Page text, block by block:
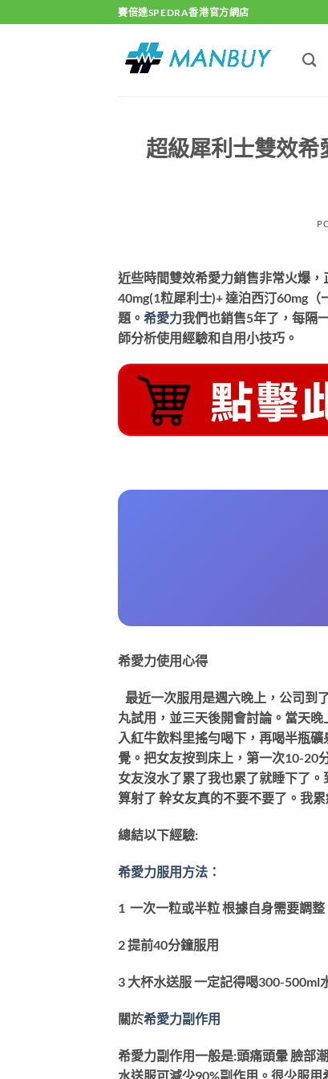
to
賽倍達SPEDRA香港官方網店
超級犀利士雙效
近些時間雙效希愛力銷售非常火爆
40mg(1粒犀利士)+ 達泊西汀60mg
題。 希愛力我們也銷售5年了，每隔
師分析使用經驗和自用小技巧。
希愛力使用心得
最近一次服用是週六晚上，公司到
丸試用，並三天後開會討論。當天
入紅牛飲料里搖勻喝下，再喝半瓶
覺。把女友按到床上，第一次10-20
女友沒水了累了我也累了就睡下了
算射了 幹女友真的不要不要了。我
總結以下經驗:
希愛力服用方法 ：
1 一次一粒或半粒 根據自身需要調整
2 提前40分鐘服用
3 大杯水送服 一定記得喝300-500ml
關於希愛力副作用
希愛力副作用一般是:頭痛頭暈 臉部
水送服可減少90%副作用。很少服